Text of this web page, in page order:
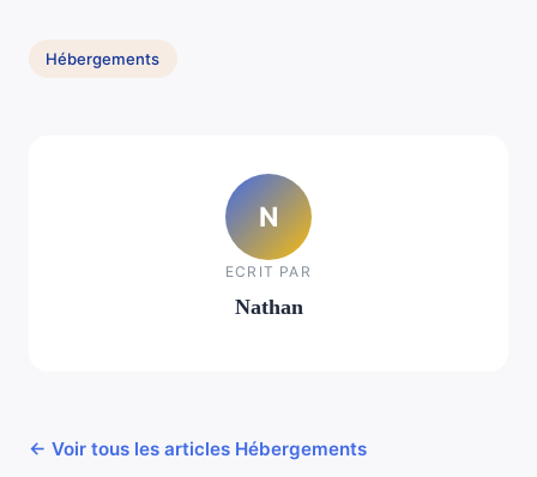
Hébergements
N
ECRIT PAR
Nathan
← Voir tous les articles Hébergements